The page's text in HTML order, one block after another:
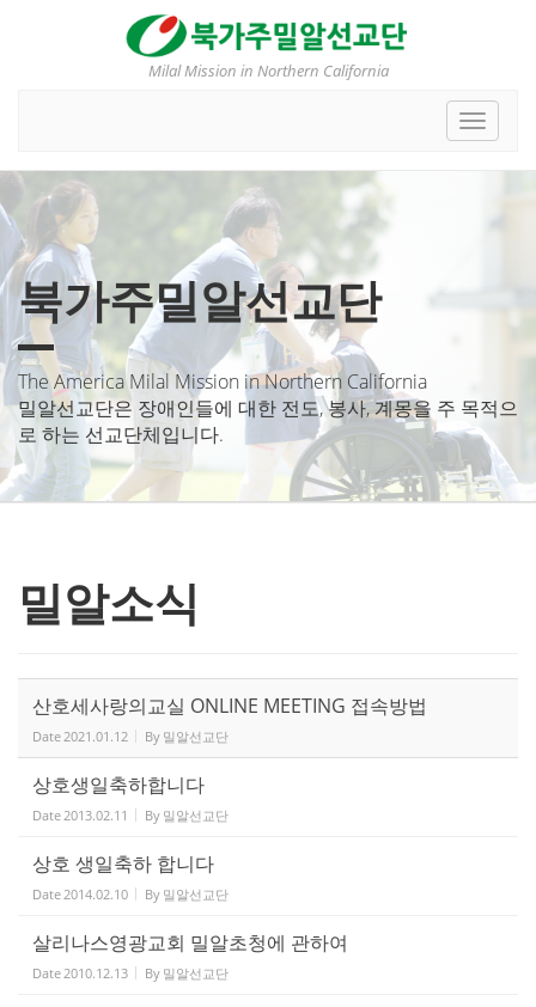
Milal Mission in Northern California
Toggle
북가주밀알선교단
The America Milal Mission in Northern California
밀알선교단은 장애인들에 대한 전도, 봉사, 계몽을 주 목적으
로 하는 선교단체입니다.
밀알소식
산호세사랑의교실 ONLINE MEETING 접속방법
Date2021.01.12 By 밀알선교단
상호생일축하합니다
Date2013.02.11 By 밀알선교단
상호 생일축하 합니다
Date2014.02.10 By 밀알선교단
살리나스영광교회 밀알초청에 관하여
Date2010.12.13 By 밀알선교단
Sketchbook5, 스케치북5